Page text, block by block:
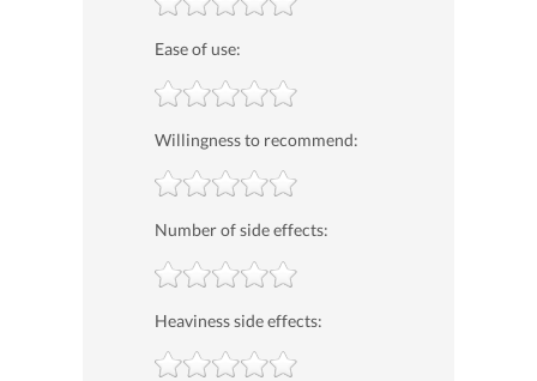
Ease of use:
Willingness to recommend:
Number of side effects:
Heaviness side effects: